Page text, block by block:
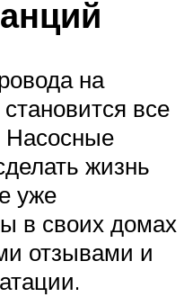
на
все
Насосные
жизнь
уже
в своих домах
отзывами и